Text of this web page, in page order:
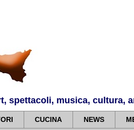
spettacoli, musica, cultura,
CUCINA NEWS